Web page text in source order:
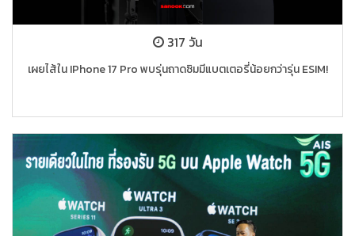
317 วัน
เผยไส้ใน IPhone 17 Pro พบรุ่นถาดซิมมีแบตเตอรี่น้อยกว่ารุ่น ESIM!